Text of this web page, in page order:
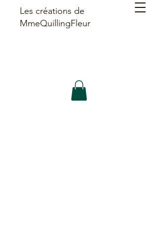
Les créations de
MmeQuillingFleur